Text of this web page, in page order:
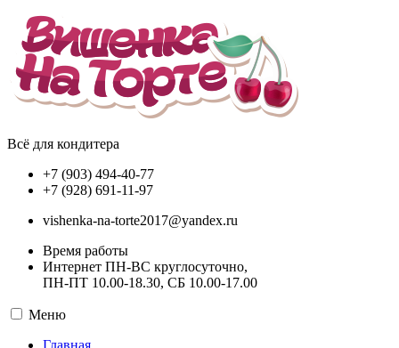
Всё для кондитера
+7 (903) 494-40-77
+7 (928) 691-11-97
vishenka-na-torte2017@yandex.ru
Время работы
Интернет ПН-ВС круглосуточно,
ПН-ПТ 10.00-18.30, СБ 10.00-17.00
Меню
Главная